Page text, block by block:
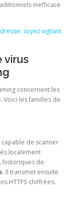
inefficace
soyez vigilant
virus
concernent les
. Voici les familles de
de scanner
localement
historiques de
. Il transmet ensuite
HTTPS chiffrées.